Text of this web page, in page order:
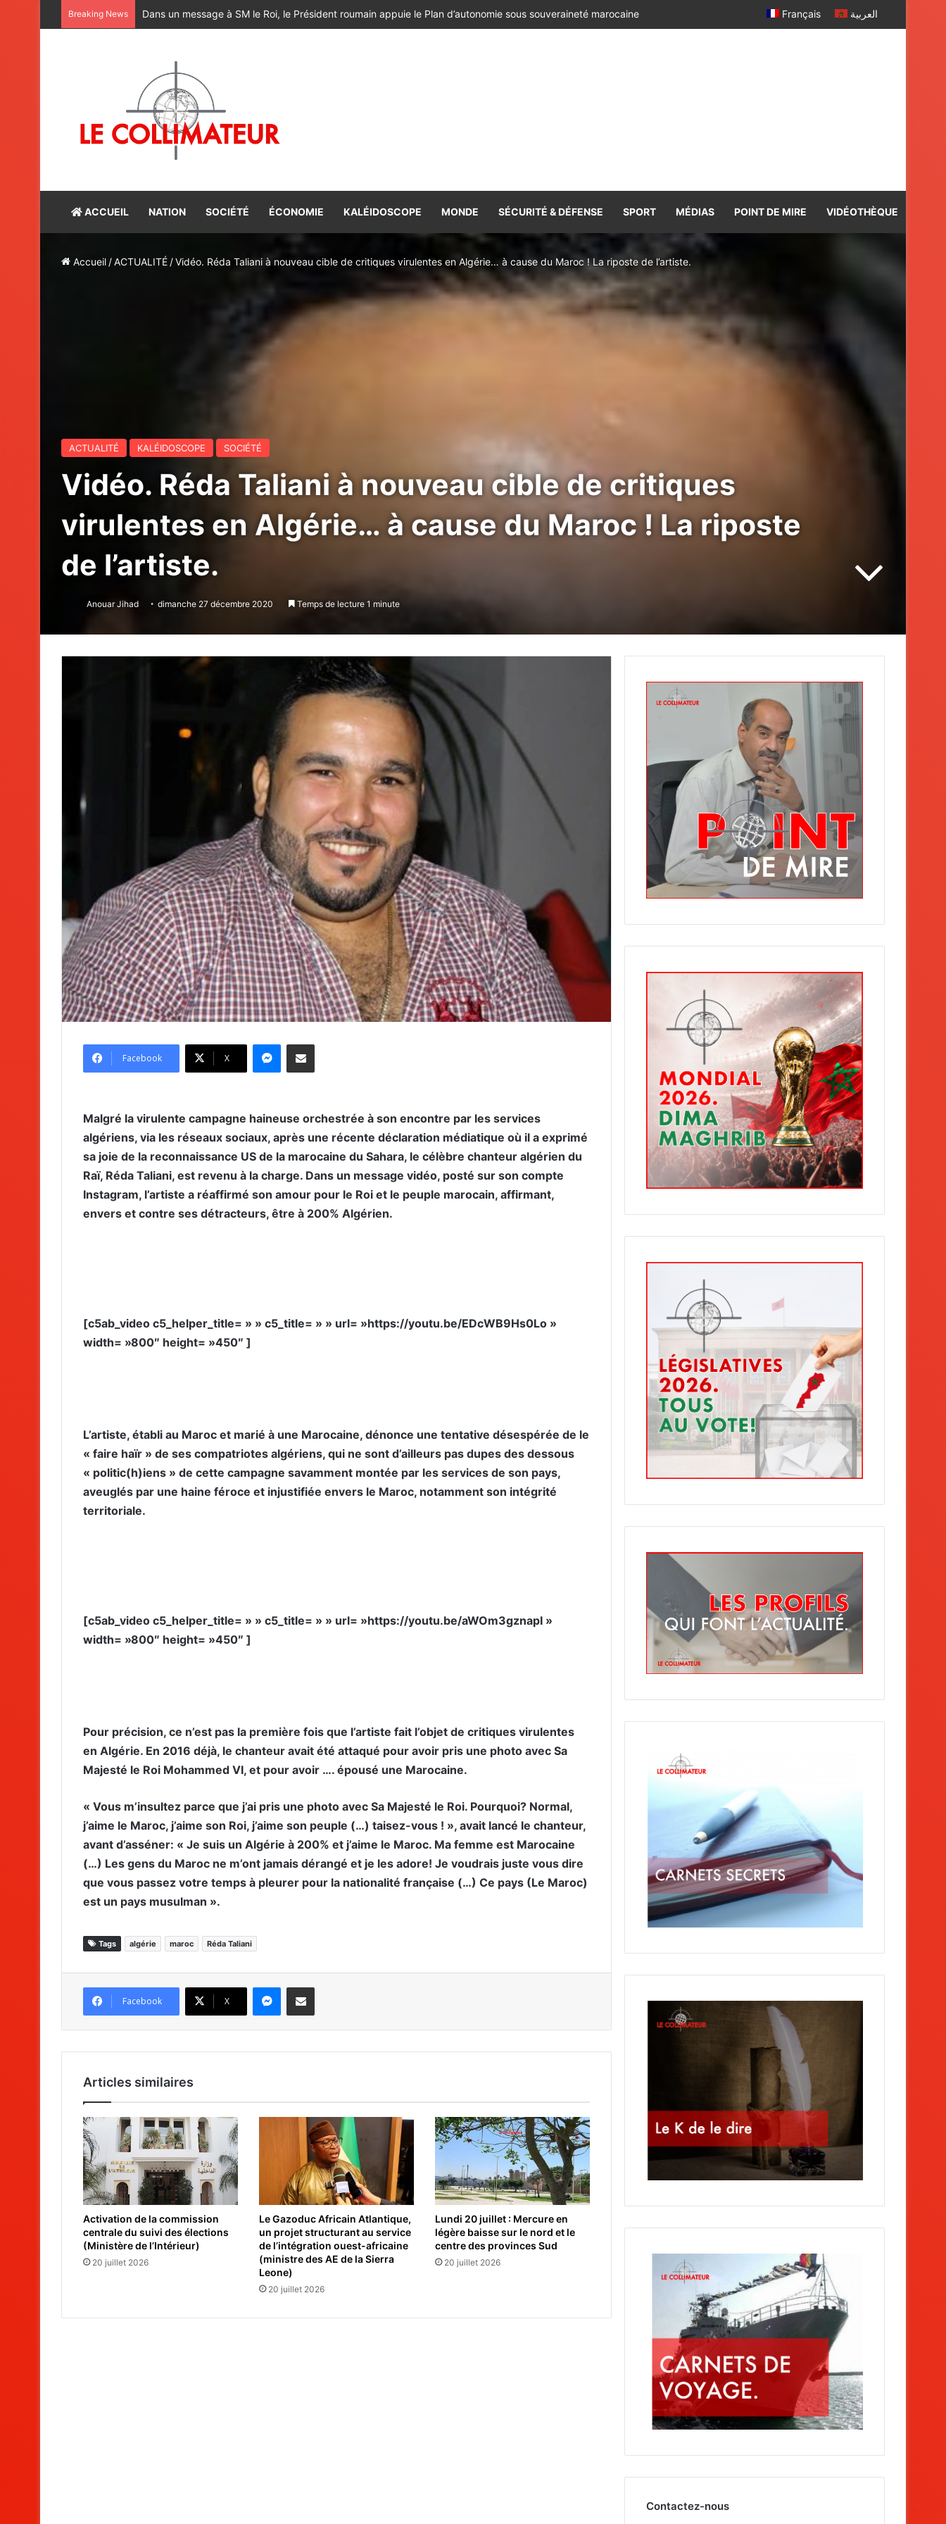
Breaking News M. Bourita reçoit le conseiller du Président de la République de Roumanie, porteur d’un message adressé à SM le Roi Français العربية
ACCUEIL NATION SOCIÉTÉ ÉCONOMIE KALÉIDOSCOPE MONDE SÉCURITÉ & DÉFENSE SPORT MÉDIAS POINT DE MIRE VIDÉOTHÈQUE
Accueil /ACTUALITÉ /Vidéo. Réda Taliani à nouveau cible de critiques virulentes en Algérie… à cause du Maroc ! La riposte de l’artiste.
ACTUALITÉ KALÉIDOSCOPE SOCIÉTÉ
Vidéo. Réda Taliani à nouveau cible de critiques
virulentes en Algérie… à cause du Maroc ! La riposte
de l’artiste.
Anouar Jihad dimanche 27 décembre 2020 Temps de lecture 1 minute
Facebook X
Malgré la virulente campagne haineuse orchestrée à son encontre par les services
algériens, via les réseaux sociaux, après une récente déclaration médiatique où il a exprimé
sa joie de la reconnaissance US de la marocaine du Sahara, le célèbre chanteur algérien du
Raï, Réda Taliani, est revenu à la charge. Dans un message vidéo, posté sur son compte
Instagram, l’artiste a réaffirmé son amour pour le Roi et le peuple marocain, affirmant,
envers et contre ses détracteurs, être à 200% Algérien.
[c5ab_video c5_helper_title= » » c5_title= » » url= »https://youtu.be/EDcWB9Hs0Lo »
width= »800″ height= »450″ ]
L’artiste, établi au Maroc et marié à une Marocaine, dénonce une tentative désespérée de le
« faire haïr » de ses compatriotes algériens, qui ne sont d’ailleurs pas dupes des dessous
« politic(h)iens » de cette campagne savamment montée par les services de son pays,
aveuglés par une haine féroce et injustifiée envers le Maroc, notamment son intégrité
territoriale.
[c5ab_video c5_helper_title= » » c5_title= » » url= »https://youtu.be/aWOm3gznapI »
width= »800″ height= »450″ ]
Pour précision, ce n’est pas la première fois que l’artiste fait l’objet de critiques virulentes
en Algérie. En 2016 déjà, le chanteur avait été attaqué pour avoir pris une photo avec Sa
Majesté le Roi Mohammed VI, et pour avoir …. épousé une Marocaine.
« Vous m’insultez parce que j’ai pris une photo avec Sa Majesté le Roi. Pourquoi? Normal,
j’aime le Maroc, j’aime son Roi, j’aime son peuple (…) taisez-vous ! », avait lancé le chanteur,
avant d’asséner: « Je suis un Algérie à 200% et j’aime le Maroc. Ma femme est Marocaine
(…) Les gens du Maroc ne m’ont jamais dérangé et je les adore! Je voudrais juste vous dire
que vous passez votre temps à pleurer pour la nationalité française (…) Ce pays (Le Maroc)
est un pays musulman ».
Tags algérie maroc Réda Taliani
Facebook X
Articles similaires
Activation de la commission
centrale du suivi des élections
(Ministère de l’Intérieur)
20 juillet 2026
Le Gazoduc Africain Atlantique,
un projet structurant au service
de l’intégration ouest-africaine
(ministre des AE de la Sierra
Leone)
20 juillet 2026
Lundi 20 juillet : Mercure en
légère baisse sur le nord et le
centre des provinces Sud
20 juillet 2026
Contactez-nous